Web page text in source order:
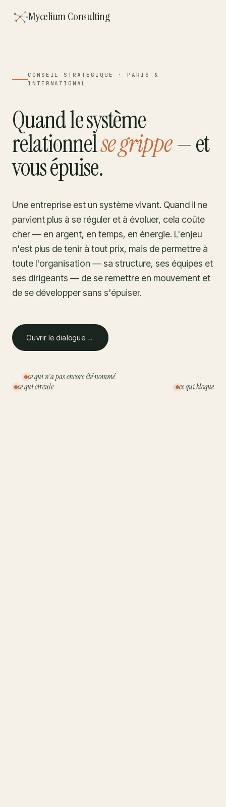
Mycelium Consulting
CONSEIL STRATÉGIQUE · PARIS &
INTERNATIONAL
Quand le système
relationnelse grippe— et
vous épuise.
Une entreprise est un système vivant. Quand il ne
parvient plus à se réguler et à évoluer, cela coûte
cher — en argent, en temps, en énergie. L'enjeu
n'est plus de tenir à tout prix, mais de permettre à
toute l'organisation — sa structure, ses équipes et
ses dirigeants — de se remettre en mouvement et
de se développer sans s'épuiser.
Ouvrir le dialogue →
ce qui circule ce qui bloque
ce qui n'a pas encore été nommé